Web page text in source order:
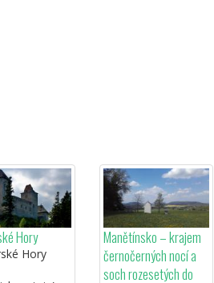
Cyklotoulky Plzeň 2015
Srpen
Cyklotoulky Plzeň 2015
Hory
Hory
Manětínsko – krajem
černočerných nocí a
soch rozesetých do